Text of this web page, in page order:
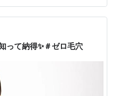
み案内）について、ブログ
】株主優待内容 権利確定
って納得✨＃ゼロ毛穴